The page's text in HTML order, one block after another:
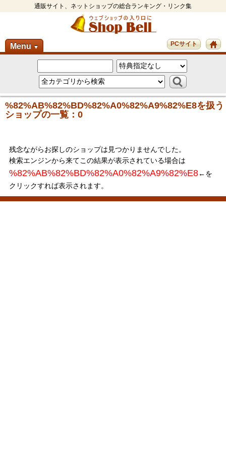
通販サイト、ネットショップの総合ランキング・リンク集
Menu ▼ PCサイト
%82%AB%82%BD%82%A0%82%A9%82%E8を扱う
ショップの一覧：0
残念ながらお探しのショップは見つかりませんでした。
検索エンジンから来てこの結果が表示されている場合は
%82%AB%82%BD%82%A0%82%A9%82%E8←を
クリックすれば表示されます。